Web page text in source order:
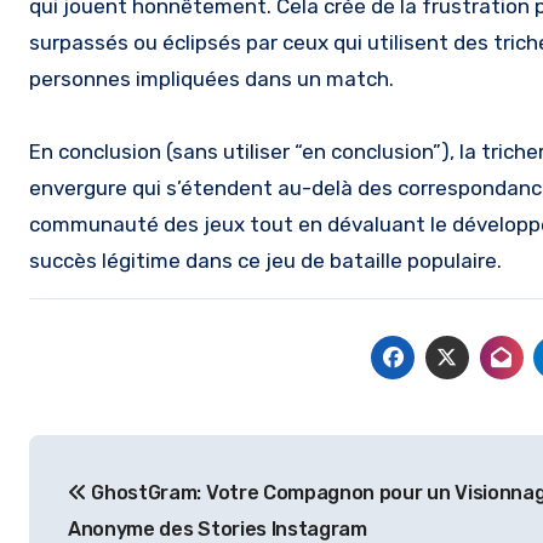
qui jouent honnêtement. Cela crée de la
surpassés ou éclipsés par ceux qui utilisent des
personnes impliquées dans un match.
En conclusion (sans utiliser “en conclusion”), la
envergure qui s’étendent au-delà des
communauté des jeux tout en dévaluant le
succès légitime dans ce jeu de bataille populaire.
navigation
GhostGram: Votre Compagnon pour un
Anonyme des Stories Instagram